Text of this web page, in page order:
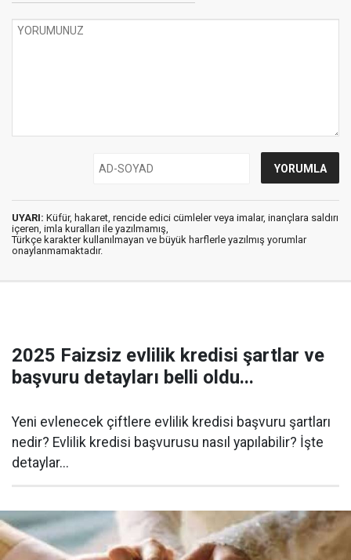
UYARI: Küfür, hakaret, rencide edici cümleler veya imalar, inançlara saldırı
içeren, imla kuralları ile yazılmamış,
Türkçe karakter kullanılmayan ve büyük harflerle yazılmış yorumlar
onaylanmamaktadır.
2025 Faizsiz evlilik kredisi şartlar ve
başvuru detayları belli oldu...
Yeni evlenecek çiftlere evlilik kredisi başvuru şartları
nedir? Evlilik kredisi başvurusu nasıl yapılabilir? İşte
detaylar...